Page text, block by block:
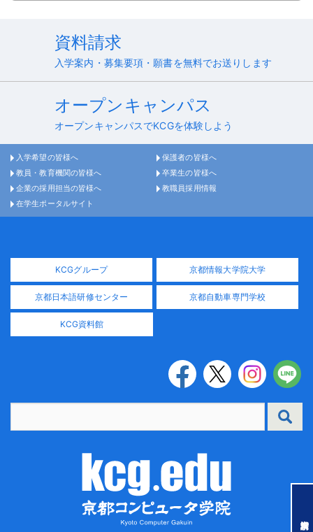
資料請求
入学案内・募集要項・願書を無料でお送りします
オープンキャンパス
オープンキャンパスでKCGを体験しよう
入学希望の皆様へ
保護者の皆様へ
教員・教育機関の皆様へ
卒業生の皆様へ
企業の採用担当の皆様へ
教職員採用情報
在学生ポータルサイト
KCGグループ 京都情報大学院大学
京都日本語研修センター 京都自動車専門学校
KCG資料館